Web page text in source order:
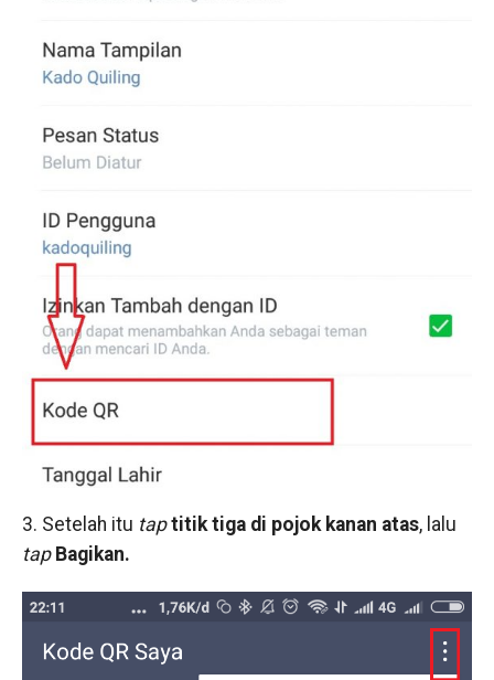
3. Setelah itu tap titik tiga di pojok kanan atas, lalu
tap Bagikan.